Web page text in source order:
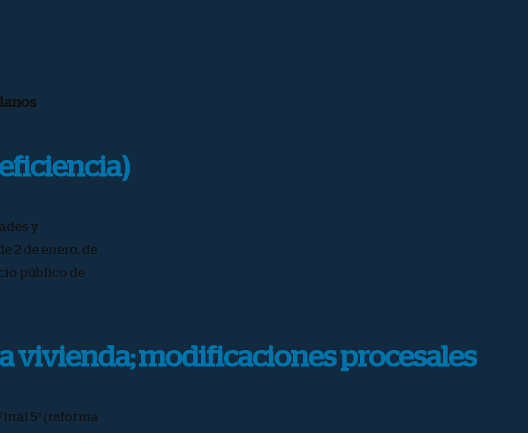
y
2 de enero, de
público de
vivienda; modificaciones procesales
5ª (reforma